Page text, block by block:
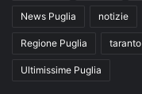
News Puglia notizie
Regione Puglia taranto
Ultimissime Puglia